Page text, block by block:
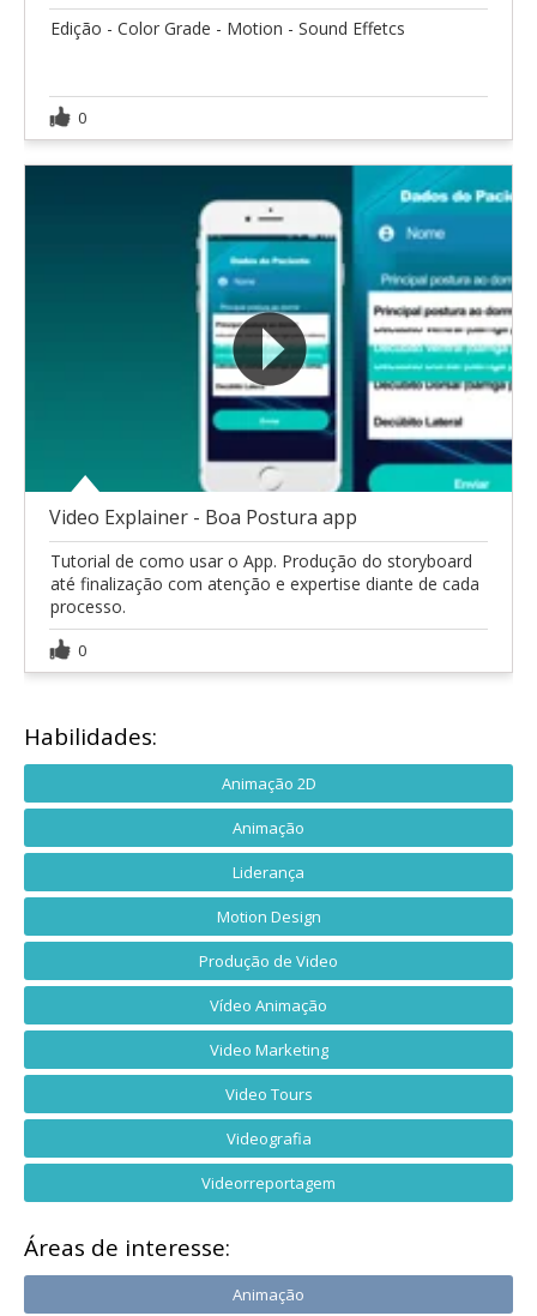
Edição - Color Grade - Motion - Sound Effetcs
0
Video Explainer - Boa Postura app
Tutorial de como usar o App. Produção do storyboard
até finalização com atenção e expertise diante de cada
processo.
0
Habilidades:
Animação 2D
Animação
Liderança
Motion Design
Produção de Video
Vídeo Animação
Video Marketing
Video Tours
Videografia
Videorreportagem
Áreas de interesse:
Animação